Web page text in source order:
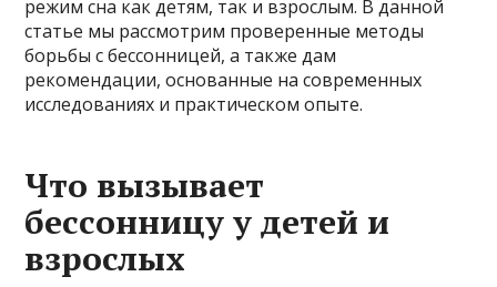
режим сна как детям, так и взрослым. В данной
статье мы рассмотрим проверенные методы
борьбы с бессонницей, а также дам
рекомендации, основанные на современных
исследованиях и практическом опыте.
Что вызывает
бессонницу у детей и
взрослых